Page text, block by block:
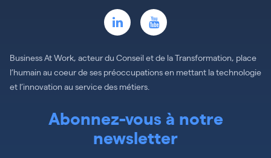
Business At Work, acteur du Conseil et de la Transformation, place
l’humain au coeur de ses préoccupations en mettant la technologie
et l’innovation au service des métiers.
Abonnez-vous à notre
newsletter